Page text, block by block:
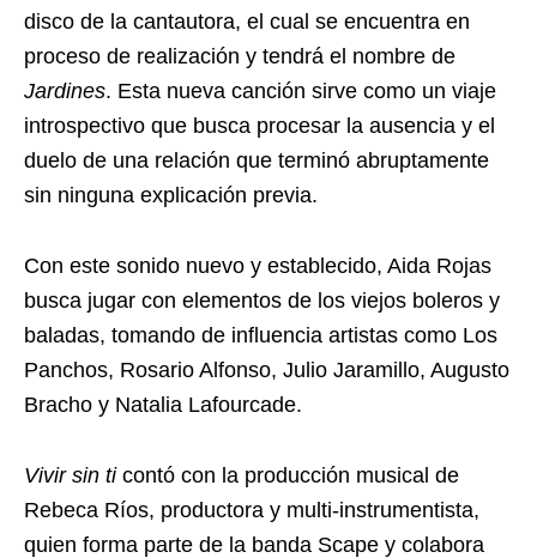
disco de la cantautora, el cual se encuentra en
proceso de realización y tendrá el nombre de
Jardines. Esta nueva canción sirve como un viaje
introspectivo que busca procesar la ausencia y el
duelo de una relación que terminó abruptamente
sin ninguna explicación previa.
Con este sonido nuevo y establecido, Aida Rojas
busca jugar con elementos de los viejos boleros y
baladas, tomando de influencia artistas como Los
Panchos, Rosario Alfonso, Julio Jaramillo, Augusto
Bracho y Natalia Lafourcade.
Vivir sin ti contó con la producción musical de
Rebeca Ríos, productora y multi-instrumentista,
quien forma parte de la banda Scape y colabora